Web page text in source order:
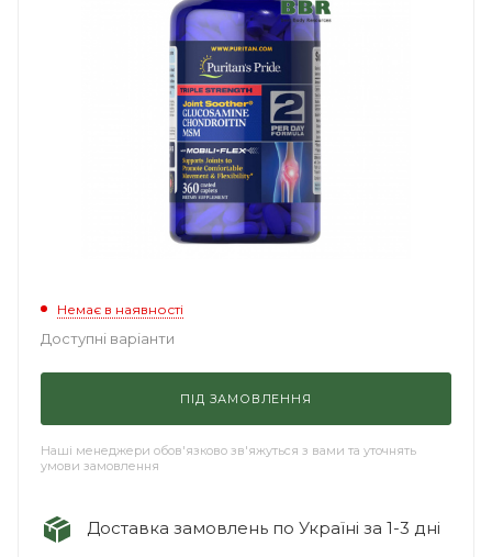
Немає в наявності
Доступні варіанти
ПІД ЗАМОВЛЕННЯ
Наші менеджери обов'язково зв'яжуться з вами та уточнять
умови замовлення
Доставка замовлень по Україні за 1-3 дні